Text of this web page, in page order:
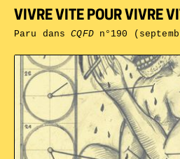
VIVRE VITE POUR VIVRE
Paru dansCQFDn°190